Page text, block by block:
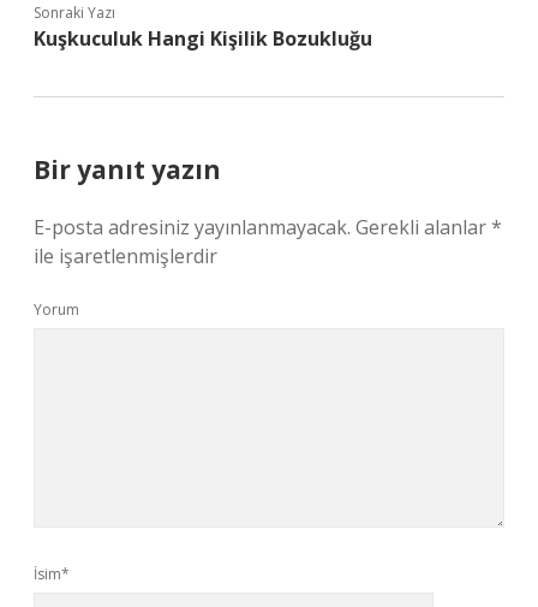
Sonraki Yazı
Kuşkuculuk Hangi Kişilik Bozukluğu
Bir yanıt yazın
E-posta adresiniz yayınlanmayacak. Gerekli alanlar*
ile işaretlenmişlerdir
Yorum
İsim*